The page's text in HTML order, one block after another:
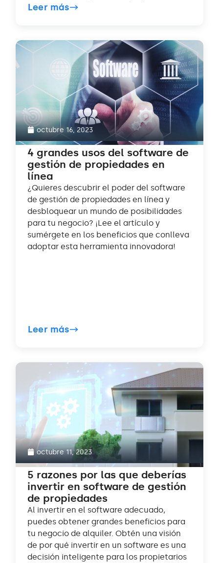
Leer más
octubre 16, 2023
4 grandes usos del software de
gestión de propiedades en
línea
¿Quieres descubrir el poder del software
de gestión de propiedades en línea y
desbloquear un mundo de posibilidades
para tu negocio? ¡Lee el artículo y
sumérgete en los beneficios que conlleva
adoptar esta herramienta innovadora!
Leer más
octubre 11, 2023
5 razones por las que deberías
invertir en software de gestión
de propiedades
Al invertir en el software adecuado,
puedes obtener grandes beneficios para
tu negocio de alquiler. Obtén una visión
de por qué invertir en un software es una
decisión inteligente para los propietarios